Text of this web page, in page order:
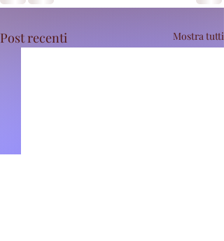
Post recenti Mostra tutti